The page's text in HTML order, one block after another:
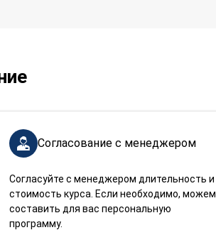
Согласование с менеджером
Согласуйте с менеджером длительность и
стоимость курса. Если необходимо, можем
составить для вас персональную
программу.